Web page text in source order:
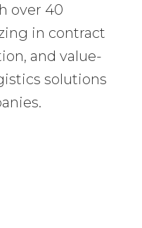
over 40
in contract
and value-
solutions